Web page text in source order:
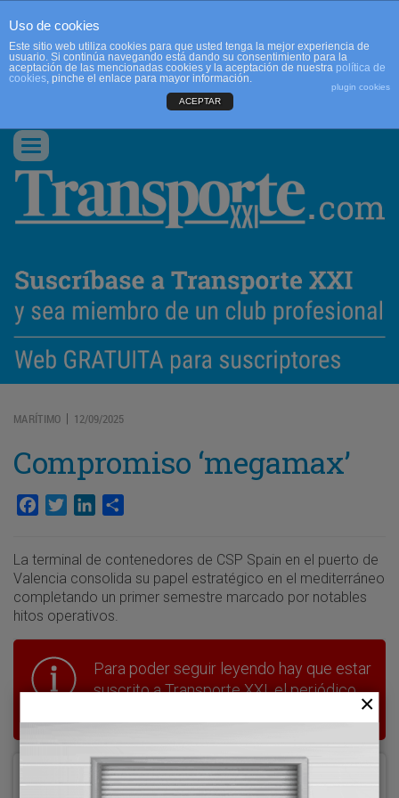
CONTACTO
Conmutar
navegación
MARÍTIMO | 12/09/2025
Compromiso ‘megamax’
Facebook
TwitterLinkedIn
La terminal de contenedores de CSP Spain en el puerto de
Valencia consolida su papel estratégico en el mediterráneo
completando un primer semestre marcado por notables
hitos operativos.
Para poder seguir leyendo hay que estar
suscrito a Transporte XXI, el periódico
Acceder
Uso de cookies
Este sitio web utiliza cookies para que usted tenga la mejor experiencia de
usuario. Si continúa navegando está dando su consentimiento para la
aceptación de las mencionadas cookies y la aceptación de nuestra política de
cookies, pinche el enlace para mayor información.
plugin cookies
ACEPTAR